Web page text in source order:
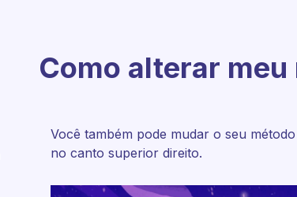
Como alterar
Você também pode mudar o seu
no canto superior direito.